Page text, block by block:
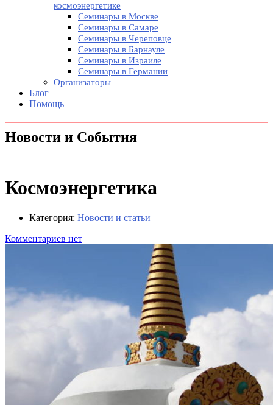
космоэнергетике
Семинары в Москве
Семинары в Самаре
Семинары в Череповце
Семинары в Барнауле
Семинары в Израиле
Семинары в Германии
Организаторы
Блог
Помощь
Новости и События
Космоэнергетика
Категория: Новости и статьи
Комментариев нет